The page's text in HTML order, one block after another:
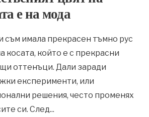
е на мода
съм имала прекрасен тъмно рус
косата, който е с прекрасни
оттенъци. Дали заради
експерименти, или
решения, често променях
си. След...